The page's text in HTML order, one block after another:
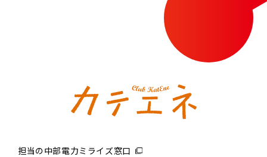
担当の中部電力ミライズ窓口